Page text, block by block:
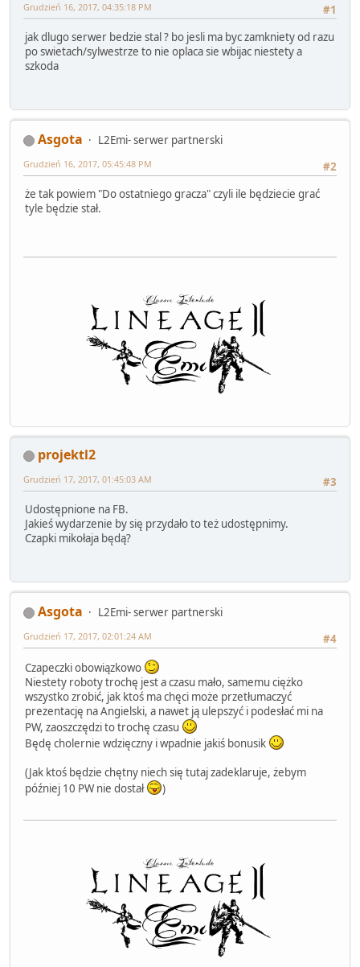
#1
Grudzień 16, 2017, 04:35:18 PM
jak dlugo serwer bedzie stal ? bo jesli ma byc zamkniety od razu
po swietach/sylwestrze to nie oplaca sie wbijac niestety a
szkoda
Asgota
L2Emi- serwer partnerski
#2
Grudzień 16, 2017, 05:45:48 PM
że tak powiem "Do ostatniego gracza" czyli ile będziecie grać
tyle będzie stał.
projektl2
#3
Grudzień 17, 2017, 01:45:03 AM
Udostępnione na FB.
Jakieś wydarzenie by się przydało to też udostępnimy.
Czapki mikołaja będą?
Asgota
L2Emi- serwer partnerski
#4
Grudzień 17, 2017, 02:01:24 AM
Czapeczki obowiązkowo
Niestety roboty trochę jest a czasu mało, samemu ciężko
wszystko zrobić, jak ktoś ma chęci może przetłumaczyć
prezentację na Angielski, a nawet ją ulepszyć i podesłać mi na
PW, zaoszczędzi to trochę czasu
Będę cholernie wdzięczny i wpadnie jakiś bonusik
(Jak ktoś będzie chętny niech się tutaj zadeklaruje, żebym
później 10 PW nie dostał
)